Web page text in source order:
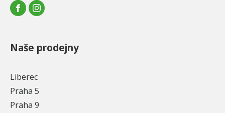
Naše prodejny
Liberec
Praha 5
Praha 9